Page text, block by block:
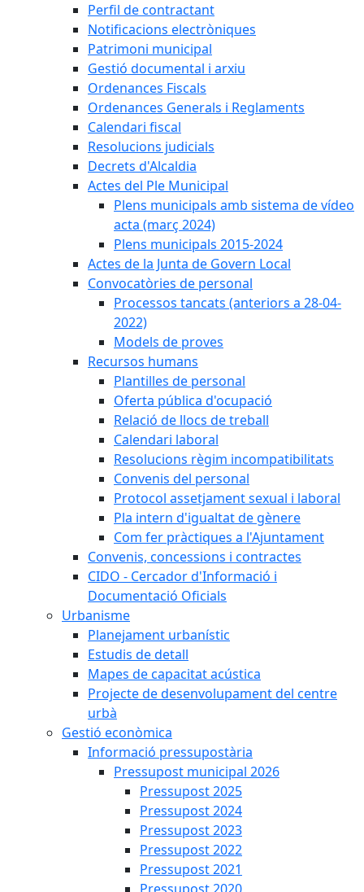
Perfil de contractant
Notificacions electròniques
Patrimoni municipal
Gestió documental i arxiu
Ordenances Fiscals
Ordenances Generals i Reglaments
Calendari fiscal
Resolucions judicials
Decrets d'Alcaldia
Actes del Ple Municipal
Plens municipals amb sistema de vídeo
acta (març 2024)
Plens municipals 2015-2024
Actes de la Junta de Govern Local
Convocatòries de personal
Processos tancats (anteriors a 28-04-
2022)
Models de proves
Recursos humans
Plantilles de personal
Oferta pública d'ocupació
Relació de llocs de treball
Calendari laboral
Resolucions règim incompatibilitats
Convenis del personal
Protocol assetjament sexual i laboral
Pla intern d'igualtat de gènere
Com fer pràctiques a l'Ajuntament
Convenis, concessions i contractes
CIDO - Cercador d'Informació i
Documentació Oficials
Urbanisme
Planejament urbanístic
Estudis de detall
Mapes de capacitat acústica
Projecte de desenvolupament del centre
urbà
Gestió econòmica
Informació pressupostària
Pressupost municipal 2026
Pressupost 2025
Pressupost 2024
Pressupost 2023
Pressupost 2022
Pressupost 2021